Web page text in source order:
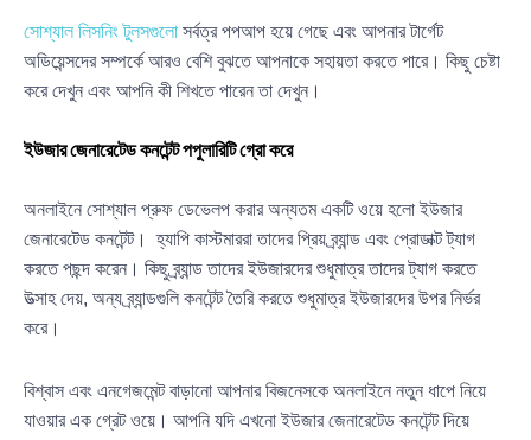
সোশ্যাল লিসনিং টুলসগুলো সর্বত্র পপআপ হয়ে গেছে এবং আপনার টার্গেট
অডিয়েন্সদের সম্পর্কে আরও বেশি বুঝতে আপনাকে সহায়তা করতে পারে। কিছু চেষ্টা
করে দেখুন এবং আপনি কী শিখতে পারেন তা দেখুন।
ইউজার জেনারেটেড কনটেন্ট পপুলারিটি গ্রো করে
অনলাইনে সোশ্যাল প্রুফ ডেভেলপ করার অন্যতম একটি ওয়ে হলো ইউজার
জেনারেটেড কনটেন্ট। হ্যাপি কাস্টমাররা তাদের প্রিয় ব্র্যান্ড এবং প্রোডাক্ট ট্যাগ
করতে পছন্দ করেন। কিছু ব্র্যান্ড তাদের ইউজারদের শুধুমাত্র তাদের ট্যাগ করতে
উত্সাহ দেয়, অন্য ব্র্যান্ডগুলি কনটেন্ট তৈরি করতে শুধুমাত্র ইউজারদের উপর নির্ভর
করে।
বিশ্বাস এবং এনগেজমেন্ট বাড়ানো আপনার বিজনেসকে অনলাইনে নতুন ধাপে নিয়ে
যাওয়ার এক গ্রেট ওয়ে। আপনি যদি এখনো ইউজার জেনারেটেড কনটেন্ট দিয়ে